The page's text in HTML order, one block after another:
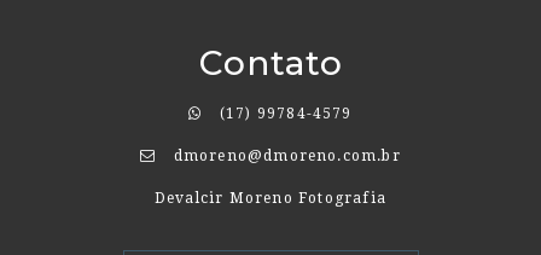
Contato
(17) 99784-4579
dmoreno@dmoreno.com.br
Devalcir Moreno Fotografia